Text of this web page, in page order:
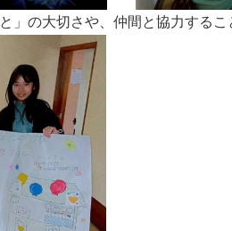
」の大切さや、仲間と協力する